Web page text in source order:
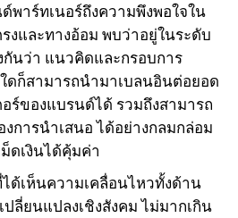
พาร์ทเนอร์ถึงความพึงพอใจใน
งและทางอ้อม พบว่าอยู่ในระดับ
กันว่า แนวคิดและกรอบการ
ดก็สามารถนำมาเบลนอินต่อยอด
ร์ของแบรนด์ได้ รวมถึงสามารถ
การนำเสนอ ได้อย่างกลมกล่อม
ดเงินได้คุ้มค่า
ด้เห็นความเคลื่อนไหวทั้งด้าน
ลี่ยนแปลงเชิงสังคม ไม่มากเกิน